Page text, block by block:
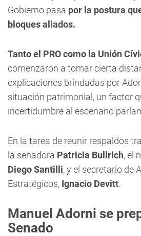
Gobierno pasa por la postura
bloques aliados.
Tanto el PRO como la Unión
comenzaron a tomar cierta
explicaciones brindadas por
situación patrimonial, un factor
incertidumbre al escenario
En la tarea de reunir respaldos
la senadora Patricia Bullrich, el
Diego Santilli, y el secretario de
Estratégicos, Ignacio Devitt.
Manuel Adorni se
Senado